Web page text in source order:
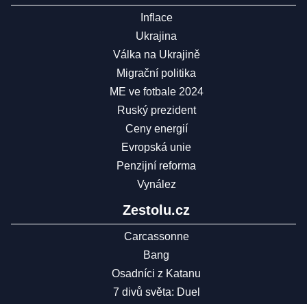
Inflace
Ukrajina
Válka na Ukrajině
Migrační politika
ME ve fotbale 2024
Ruský prezident
Ceny energií
Evropská unie
Penzijní reforma
Vynález
Zestolu.cz
Carcassonne
Bang
Osadníci z Katanu
7 divů světa: Duel